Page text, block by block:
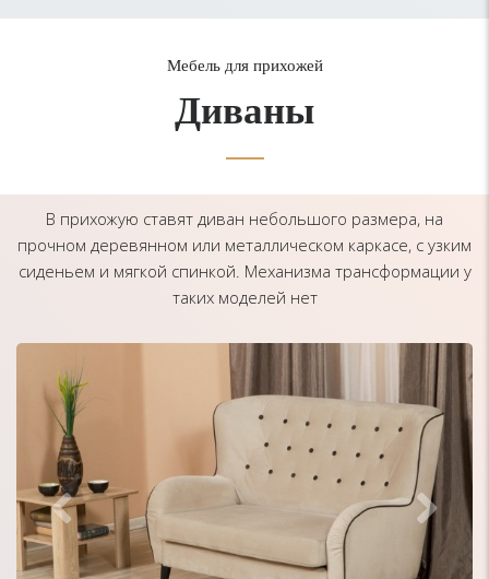
Мебель для прихожей
Диваны
В прихожую ставят диван небольшого размера, на
прочном деревянном или металлическом каркасе, с узким
сиденьем и мягкой спинкой. Механизма трансформации у
таких моделей нет